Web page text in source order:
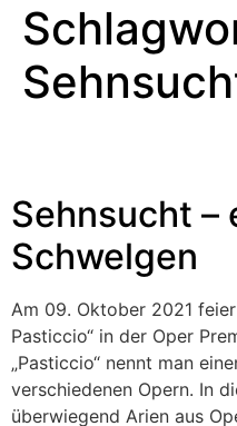
Sehnsucht –
Schwelgen
Am 09. Oktober 2021
Pasticcio“ in der Oper
„Pasticcio“ nennt man
verschiedenen Opern. In
überwiegend Arien aus